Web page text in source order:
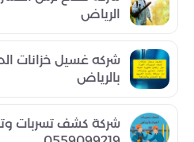
الرياض
شركه غسيل خزانات
بالرياض
شركة كشف تسربات